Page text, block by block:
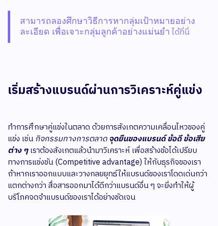
สามารถลองศึกษาวิธีการหากลุ่มเป้าหมายอย่าง
ละเอียด เพื่อเจาะกลุ่มลูกค้าอย่างแม่นยำ ได้ที่นี่
เริ่มสร้างแบรนด์ผ่านการวิเคราะห์คู่แข่ง
ทำการศึกษาคู่แข่งในตลาด ด้วยการสังเกตความเคลื่อนไหวของคู่
แข่ง เช่น กิจกรรมทางการตลาดจุดยืนของแบรนด์ ข้อดี ข้อเสีย
ต่าง ๆเราต้องสังเกตแล้วนำมาวิเคราะห์ เพื่อสร้างข้อได้เปรียบ
ทางการแข่งขัน (Competitive advantage) ให้กับธุรกิจของเรา
ถ้าหากเราออกแบบและวางกลยยุทธ์ให้แบรนด์ของเราโดดเด่นกว่า
แตกต่างกว่า สื่อสารออกมาได้ดีกว่าแบรนด์อื่น ๆ จะยิ่งทำให้ผู้
บริโภคจดจำแบรนด์ของเราได้อย่างชัดเจน